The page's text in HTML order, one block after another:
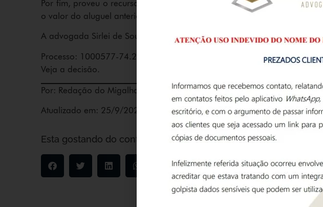
Por fim, proveu o recurso em parte para manter a improcedência do
o valor do aluguel anteriormente vigente à época da propositura da
A advogada Sirlei de Souza Andrade (Andrade Advogados Associados)
Processo: 1000577-74.2015.8.26.0441
Veja a decisão.
Por: Redação do Migalhas
Atualizado em: 25/9/2020 18:16
Esta gostando do conteúdo? Compartilhe: